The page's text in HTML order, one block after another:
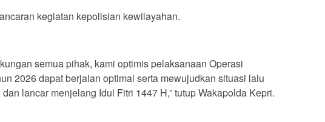
kegiatan kepolisian kewilayahan.
semua pihak, kami optimis pelaksanaan Operasi
2026 dapat berjalan optimal serta mewujudkan situasi lalu
lancar menjelang Idul Fitri 1447 H,” tutup Wakapolda Kepri.